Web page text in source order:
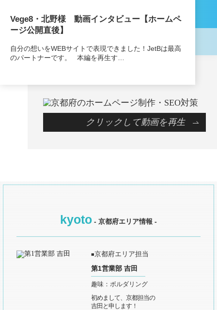
Vege8・北野様 動画インタビュー【ホームペ
ージ公開直後】
自分の想いをWEBサイトで表現できました！JetBは最高
のパートナーです。 本編を再生す…
クリックして動画を再生
kyoto- 京都府エリア情報 -
■京都府エリア担当
第1営業部 吉田
趣味：ボルダリング
初めまして、京都担当の
吉田と申します！